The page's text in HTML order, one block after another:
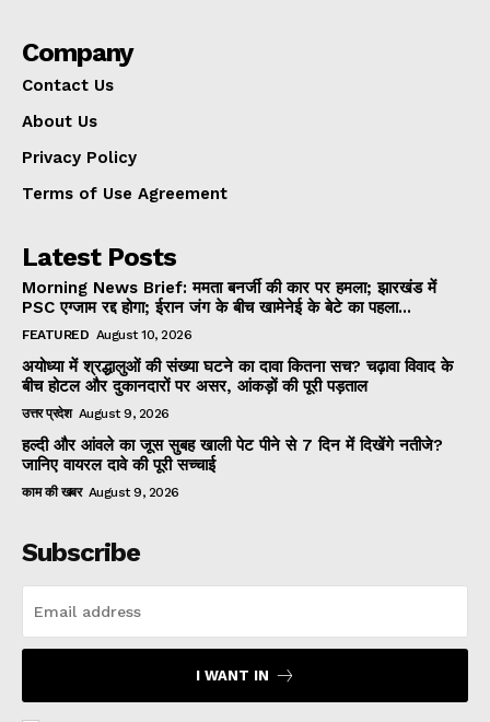
Company
Contact Us
About Us
Privacy Policy
Terms of Use Agreement
Latest Posts
Morning News Brief: ममता बनर्जी की कार पर हमला; झारखंड में
PSC एग्जाम रद्द होगा; ईरान जंग के बीच खामेनेई के बेटे का पहला...
FEATURED August 10, 2026
अयोध्या में श्रद्धालुओं की संख्या घटने का दावा कितना सच? चढ़ावा विवाद के
बीच होटल और दुकानदारों पर असर, आंकड़ों की पूरी पड़ताल
उत्तर प्रदेश August 9, 2026
हल्दी और आंवले का जूस सुबह खाली पेट पीने से 7 दिन में दिखेंगे नतीजे?
जानिए वायरल दावे की पूरी सच्चाई
काम की खबर August 9, 2026
Subscribe
I WANT IN